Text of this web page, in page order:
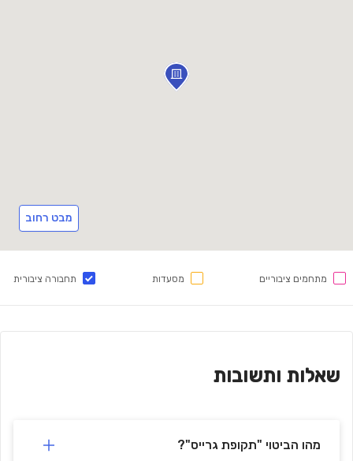
מבט רחוב
מתחמים ציבוריים מסעדות תחבורה ציבורית
שאלות ותשובות
מהו הביטוי "תקופת גרייס"?